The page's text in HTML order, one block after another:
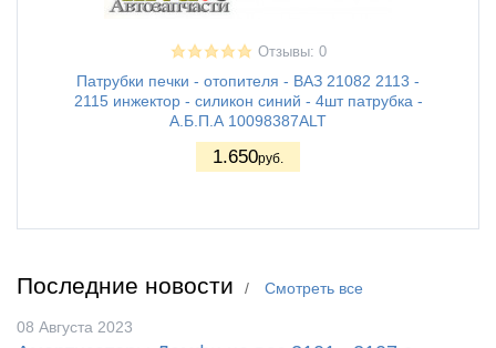
Отзывы: 0
Патрубки печки - отопителя - ВАЗ 21082 2113 -
2115 инжектор - силикон синий - 4шт патрубка -
А.Б.П.А 10098387ALT
1.650руб.
Последние новости Смотреть все
08 Августа 2023